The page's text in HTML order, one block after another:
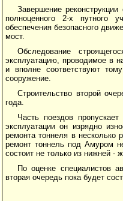
Завершение
полноценного 2-х путного
обеспечения безопасного
мост.
Обследование
эксплуатацию, проводимое в
и вполне соответствуют
сооружение.
Строительство второй
года.
Часть поездов
эксплуатации он изрядно
ремонта тоннеля в несколько
ремонт тоннель под Амуром
состоит не только из нижней -
По оценке специалистов
вторая очередь пока будет